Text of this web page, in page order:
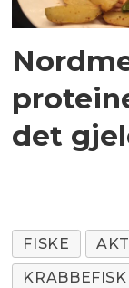
det
FISKE